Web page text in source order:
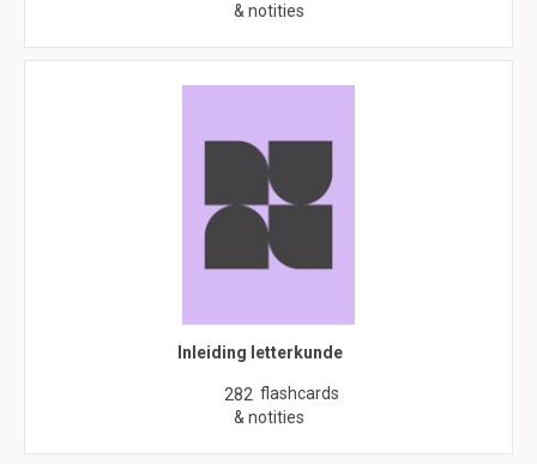
& notities
Inleiding letterkunde
282 flashcards
& notities